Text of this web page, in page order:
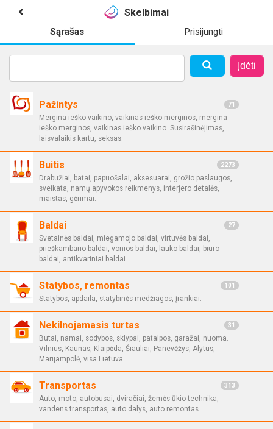
Skelbimai
Sąrašas Prisijungti
Įdėti
Pažintys 71
Mergina ieško vaikino, vaikinas ieško merginos, mergina
ieško merginos, vaikinas ieško vaikino. Susirašinėjimas,
laisvalaikis kartu, seksas.
Buitis 2273
Drabužiai, batai, papuošalai, aksesuarai, grožio paslaugos,
sveikata, namų apyvokos reikmenys, interjero detalės,
maistas, gėrimai.
Baldai 27
Svetainės baldai, miegamojo baldai, virtuvės baldai,
prieškambario baldai, vonios baldai, lauko baldai, biuro
baldai, antikvariniai baldai.
Statybos, remontas 101
Statybos, apdaila, statybinės medžiagos, įrankiai.
Nekilnojamasis turtas 31
Butai, namai, sodybos, sklypai, patalpos, garažai, nuoma.
Vilnius, Kaunas, Klaipėda, Šiauliai, Panevėžys, Alytus,
Marijampolė, visa Lietuva.
Transportas 313
Auto, moto, autobusai, dviračiai, žemės ūkio technika,
vandens transportas, auto dalys, auto remontas.